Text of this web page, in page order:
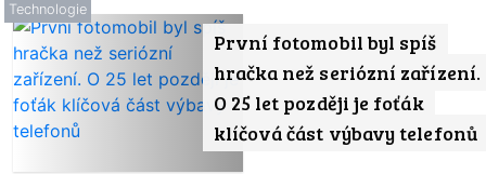
První fotomobil byl spíš
hračka než seriózní zařízení.
O 25 let později je foťák
klíčová část výbavy telefonů
Technologie